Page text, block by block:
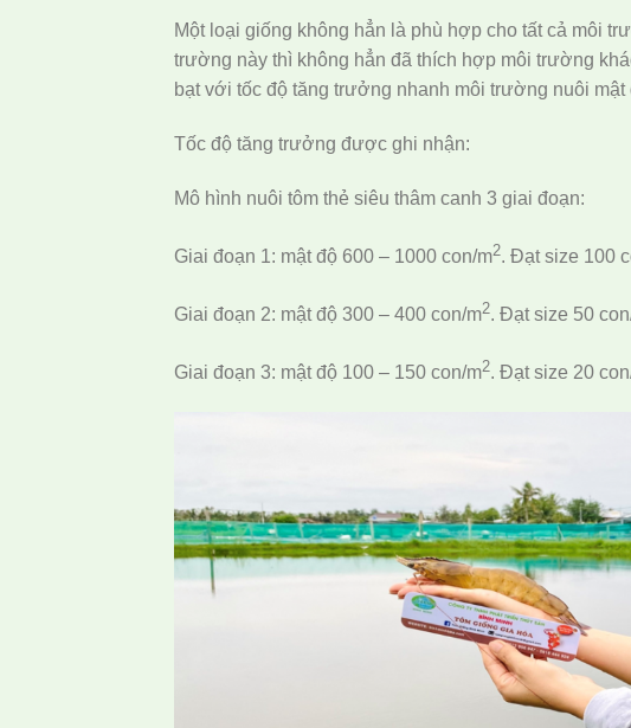
Một loại giống không hẳn là phù hợp cho tất cả môi
trường này thì không hẳn đã thích hợp môi trường
bạt với tốc độ tăng trưởng nhanh môi trường nuôi
Tốc độ tăng trưởng được ghi nhận:
Mô hình nuôi tôm thẻ siêu thâm canh 3 giai đoạn:
Giai đoạn 1: mật độ 600 – 1000 con/m2. Đạt size 100
Giai đoạn 2: mật độ 300 – 400 con/m2. Đạt size 50
Giai đoạn 3: mật độ 100 – 150 con/m2. Đạt size 20